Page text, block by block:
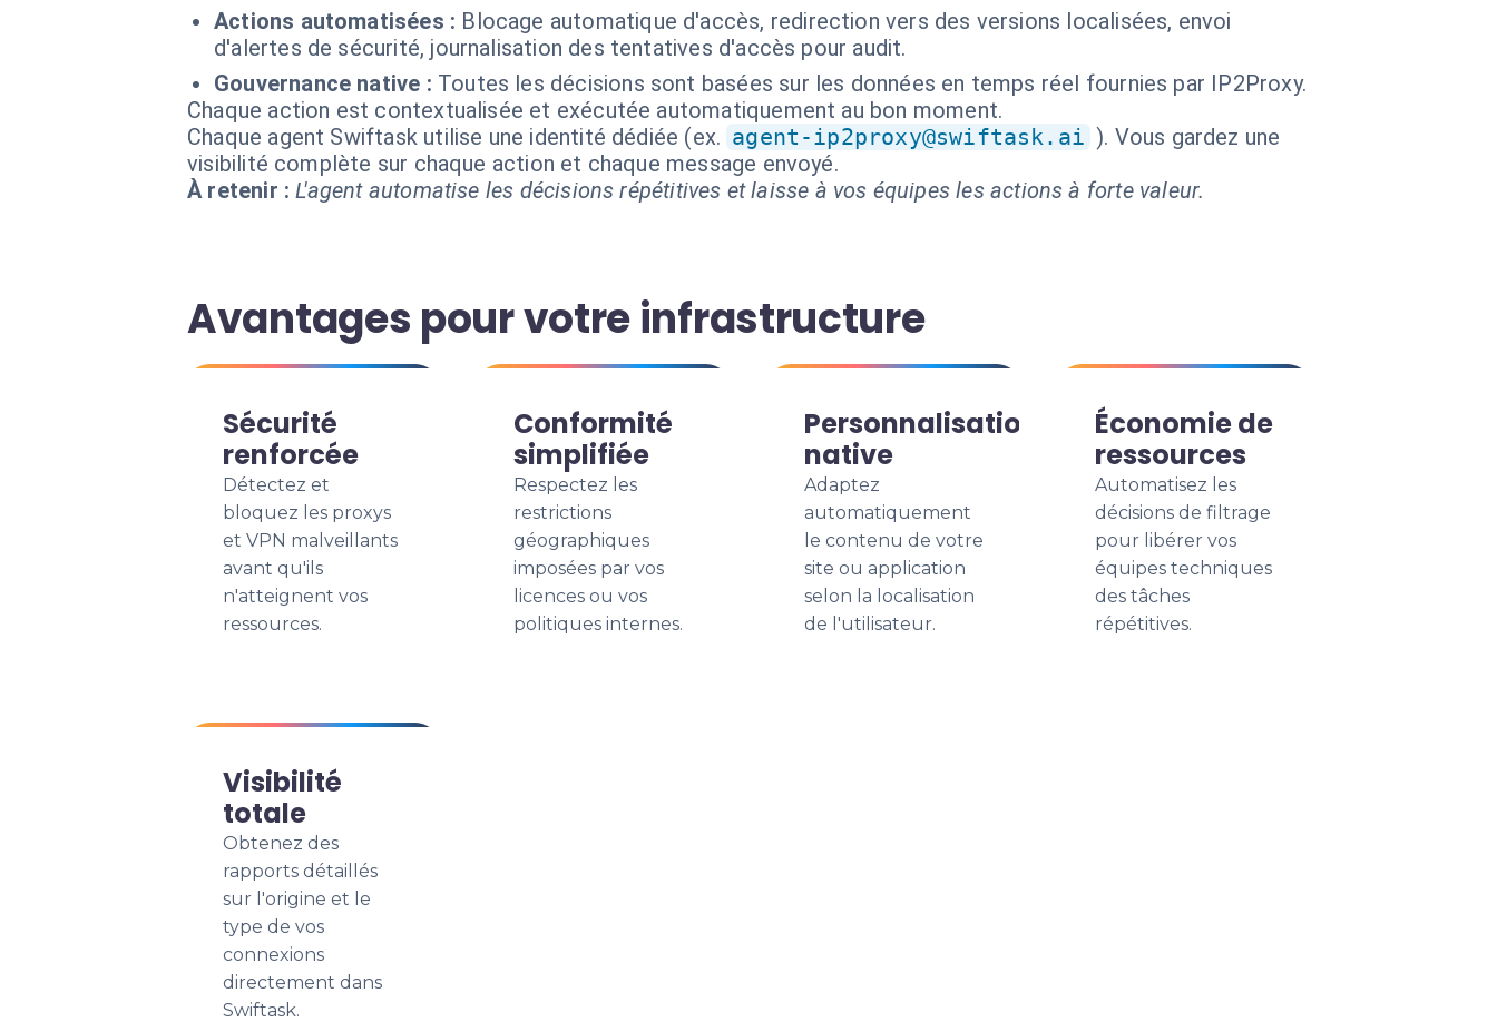
Actions automatisées : Blocage automatique d'accès, redirection vers des versions localisées, envoi
d'alertes de sécurité, journalisation des tentatives d'accès pour audit.
Gouvernance native : Toutes les décisions sont basées sur les données en temps réel fournies par IP2Proxy.
Chaque action est contextualisée et exécutée automatiquement au bon moment.
Chaque agent Swiftask utilise une identité dédiée (ex. agent-ip2proxy@swiftask.ai ). Vous gardez une
visibilité complète sur chaque action et chaque message envoyé.
À retenir : L'agent automatise les décisions répétitives et laisse à vos équipes les actions à forte valeur.
Avantages pour votre infrastructure
Sécurité
renforcée
Détectez et
bloquez les proxys
et VPN malveillants
avant qu'ils
n'atteignent vos
ressources.
Conformité
simplifiée
Respectez les
restrictions
géographiques
imposées par vos
licences ou vos
politiques internes.
Personnalisation
native
Adaptez
automatiquement
le contenu de votre
site ou application
selon la localisation
de l'utilisateur.
Économie de
ressources
Automatisez les
décisions de filtrage
pour libérer vos
équipes techniques
des tâches
répétitives.
Visibilité
totale
Obtenez des
rapports détaillés
sur l'origine et le
type de vos
connexions
directement dans
Swiftask.